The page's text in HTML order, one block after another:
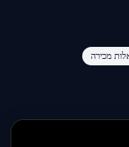
מכירה